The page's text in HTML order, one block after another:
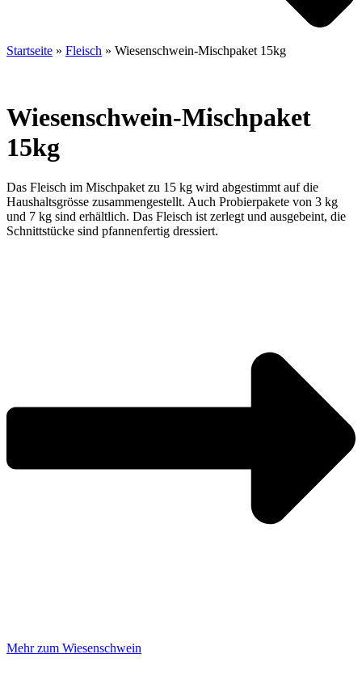
Startseite » Fleisch » Wiesenschwein-Mischpaket 15kg
Wiesenschwein-Mischpaket
15kg
Das Fleisch im Mischpaket zu 15 kg wird abgestimmt auf die
Haushaltsgrösse zusammengestellt. Auch Probierpakete von 3 kg
und 7 kg sind erhältlich. Das Fleisch ist zerlegt und ausgebeint, die
Schnittstücke sind pfannenfertig dressiert.
Mehr zum Wiesenschwein